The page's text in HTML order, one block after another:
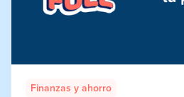
Finanzas y ahorro